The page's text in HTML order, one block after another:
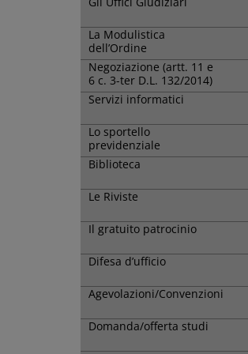
La Modulistica
dell’Ordine
Negoziazione (artt. 11 e
6 c. 3-ter D.L. 132/2014)
Servizi informatici
Lo sportello
previdenziale
Biblioteca
Le Riviste
Il gratuito patrocinio
Difesa d’ufficio
Agevolazioni/Convenzioni
Domanda/offerta studi